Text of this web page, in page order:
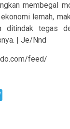
membegal
lemah,
ditindak tegas
| Je/Nnd
feed/